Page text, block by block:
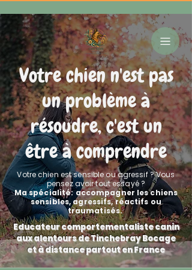
Votre chien n'est pas
un problème à
résoudre, c'est un
être à comprendre
Votre chien est sensible ou agressif ? Vous
pensez avoir tout essayé ?
Ma spécialité: accompagner les chiens
sensibles, agressifs, réactifs ou
traumatisés.
Educateur comportementaliste canin
aux alentours de Tinchebray Bocage
et à distance partout en France